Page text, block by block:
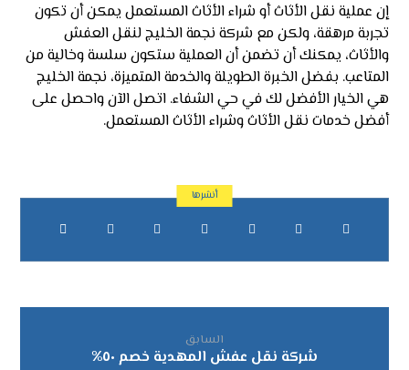
إن عملية نقل الأثاث أو شراء الأثاث المستعمل يمكن أن تكون
تجربة مرهقة، ولكن مع شركة نجمة الخليج لنقل العفش
والأثاث، يمكنك أن تضمن أن العملية ستكون سلسة وخالية من
المتاعب. بفضل الخبرة الطويلة والخدمة المتميزة، نجمة الخليج
هي الخيار الأفضل لك في حي الشفاء. اتصل الآن واحصل على
أفضل خدمات نقل الأثاث وشراء الأثاث المستعمل.
السابق
شركة نقل عفش المهدية خصم ٥٠%